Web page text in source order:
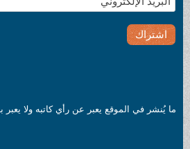
في الموقع يعبر عن رأي كاتبه ولا يعبر بالضرور